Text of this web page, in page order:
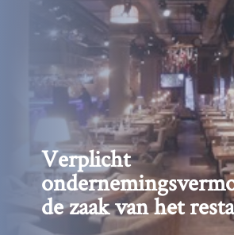
Verplicht
de zaak van het